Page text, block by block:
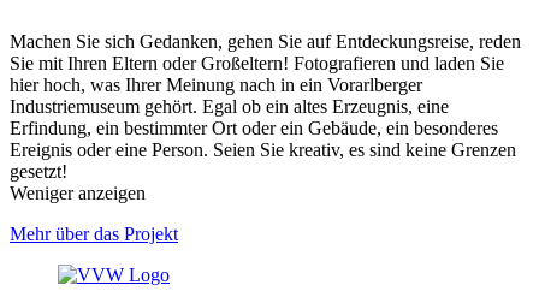
Machen Sie sich Gedanken, gehen Sie auf Entdeckungsreise, reden
Sie mit Ihren Eltern oder Großeltern! Fotografieren und laden Sie
hier hoch, was Ihrer Meinung nach in ein Vorarlberger
Industriemuseum gehört. Egal ob ein altes Erzeugnis, eine
Erfindung, ein bestimmter Ort oder ein Gebäude, ein besonderes
Ereignis oder eine Person. Seien Sie kreativ, es sind keine Grenzen
gesetzt!
Weniger anzeigen
Mehr über das Projekt